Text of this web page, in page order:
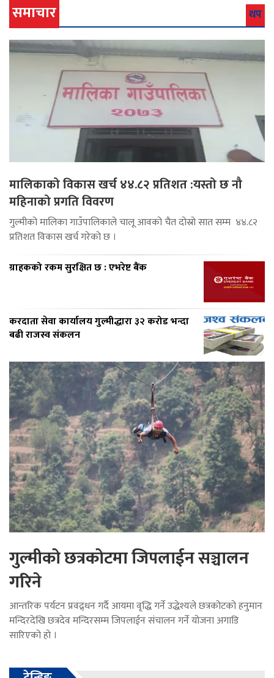
समाचार थप
मालिकाको विकास खर्च ४४.८२ प्रतिशत :यस्तो छ नौ
महिनाको प्रगति विवरण
गुल्मीको मालिका गाउँपालिकाले चालू आवको चैत दोस्रो सात सम्म ४४.८२
प्रतिशत विकास खर्च गरेको छ ।
ग्राहकको रकम सुरक्षित छ : एभरेष्ट बैंक
करदाता सेवा कार्यालय गुल्मीद्धारा ३२ करोड भन्दा
बढी राजस्व संकलन
गुल्मीको छत्रकोटमा जिपलाईन सञ्चालन
गरिने
आन्तरिक पर्यटन प्रवद्र्धन गर्दै आयमा वृद्धि गर्ने उद्धेश्यले छत्रकोटको हनुमान
मन्दिरदेखि छत्रदेव मन्दिरसम्म जिपलाईन संचालन गर्ने योजना अगाडि
सारिएको हो ।